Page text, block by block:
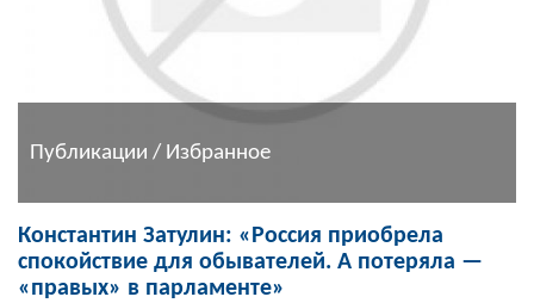
Публикации / Избранное
Константин Затулин: «Россия приобрела
спокойствие для обывателей. А потеряла —
«правых» в парламенте»